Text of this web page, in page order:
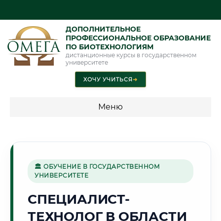
ДОПОЛНИТЕЛЬНОЕ
ПРОФЕССИОНАЛЬНОЕ ОБРАЗОВАНИЕ
ПО БИОТЕХНОЛОГИЯМ
дистанционные курсы в государственном
университете
ХОЧУ УЧИТЬСЯ➜
Меню
🏢
Г. ЛЮБЕРЦЫ
🏛 ОБУЧЕНИЕ В ГОСУДАРСТВЕННОМ
УНИВЕРСИТЕТЕ
СПЕЦИАЛИСТ-
ТЕХНОЛОГ В ОБЛАСТИ